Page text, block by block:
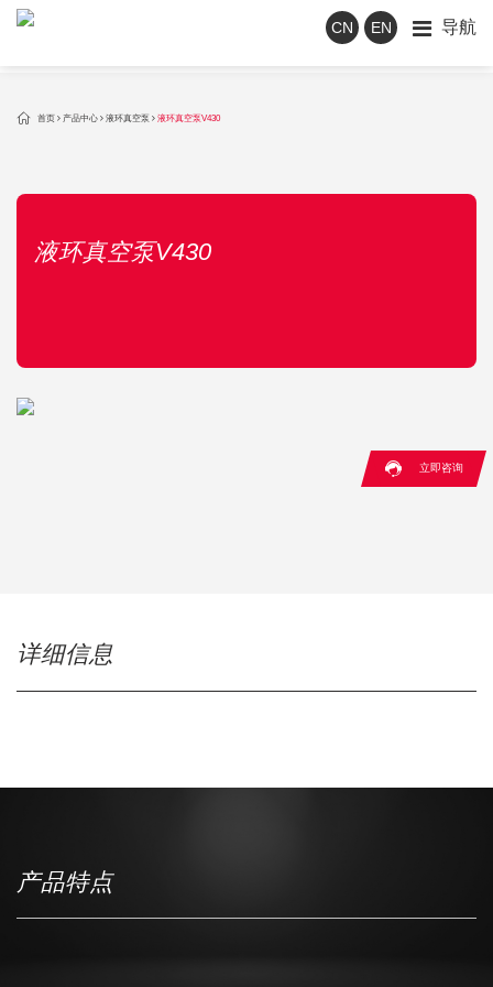
CN EN 导航
 首页 产品中心 液环真空泵 液环真空泵V430
液环真空泵V430
 立即咨询
详细信息
产品特点